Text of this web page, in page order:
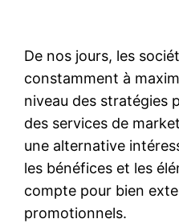
De nos jours, les
constamment à
niveau des stratégies
des services de
une alternative
les bénéfices et les
compte pour bien
promotionnels.